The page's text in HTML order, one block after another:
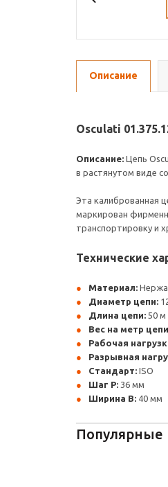
Описание
Osculati
Описание: Цепь
в растянутом виде
Эта калиброванная
маркирован
транспортировку и
Технические
Материал:
Диаметр цепи:
Длина цепи: 50 м
Вес на метр
Рабочая
Разрывная
Стандарт: ISO
Шаг P: 36 мм
Ширина B: 40 мм
Популярные